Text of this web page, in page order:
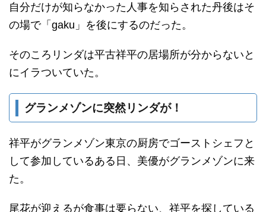
自分だけが知らなかった人事を知らされた丹後はそ
の場で「gaku」を後にするのだった。
そのころリンダは平古祥平の居場所が分からないと
にイラついていた。
グランメゾンに突然リンダが！
祥平がグランメゾン東京の厨房でゴーストシェフと
して参加しているある日、美優がグランメゾンに来
た。
尾花が迎えるが食事は要らない、祥平を探している